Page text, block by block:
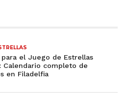
el Juego de Estrellas
Calendario completo de
en Filadelfia